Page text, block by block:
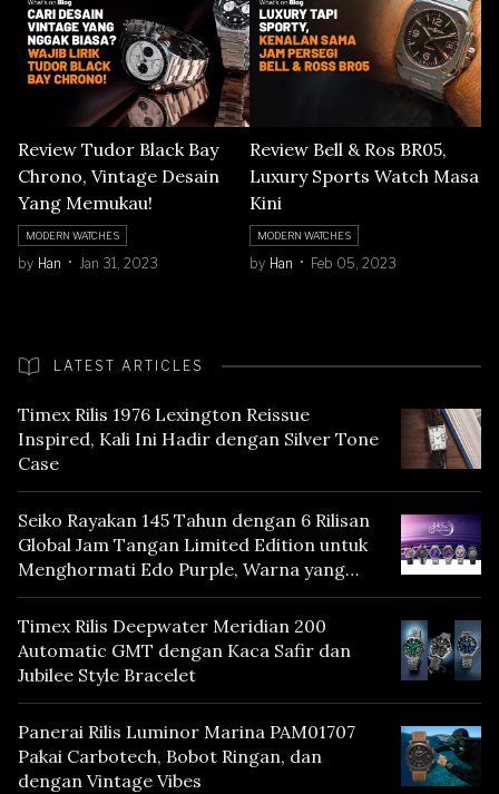
Review Tudor Black Bay
Chrono, Vintage Desain
Yang Memukau!
MODERN WATCHES
by Han Jan 31, 2023
Review Bell & Ros BR05,
Luxury Sports Watch Masa
Kini
MODERN WATCHES
by Han Feb 05, 2023
LATEST ARTICLES
Timex Rilis 1976 Lexington Reissue
Inspired, Kali Ini Hadir dengan Silver Tone
Case
Seiko Rayakan 145 Tahun dengan 6 Rilisan
Global Jam Tangan Limited Edition untuk
Menghormati Edo Purple, Warna yang
Mencerminkan Warisan Tokyo
Timex Rilis Deepwater Meridian 200
Automatic GMT dengan Kaca Safir dan
Jubilee Style Bracelet
Panerai Rilis Luminor Marina PAM01707
Pakai Carbotech, Bobot Ringan, dan
dengan Vintage Vibes